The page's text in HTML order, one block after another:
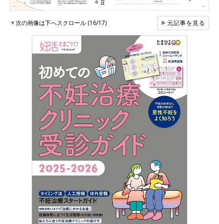
▼次の画像は下へスクロール (16/17) ▶元記事を見る